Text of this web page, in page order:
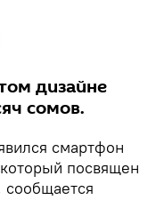
дизайне
сомов.
смартфон
посвящен